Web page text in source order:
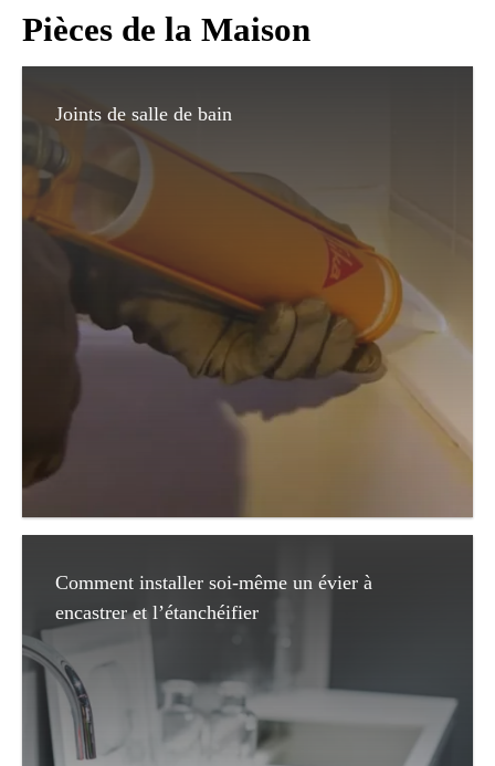
Pièces de la Maison
Joints de salle de bain
Comment installer soi-même un évier à
encastrer et l’étanchéifier